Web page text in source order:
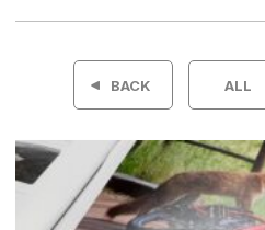
投
ビ
BACK ALL